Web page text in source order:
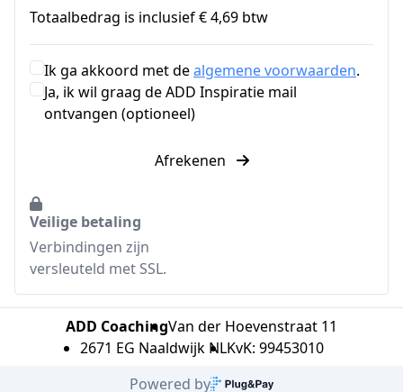
Totaalbedrag is inclusief € 4,69 btw
Ik ga akkoord met dealgemene voorwaarden.
Ja, ik wil graag de ADD Inspiratie mail
ontvangen (optioneel)
Afrekenen
Veilige betaling
Verbindingen zijn
versleuteld met SSL.
ADD CoachingVan der Hoevenstraat 11
2671 EG Naaldwijk NLKvK: 99453010
Powered by